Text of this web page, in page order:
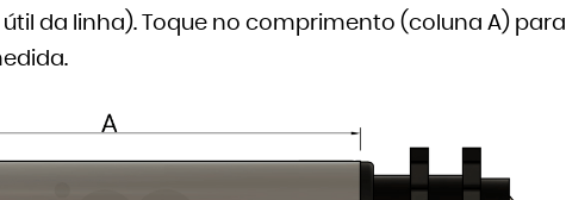
da linha). Toque no comprimento (coluna A) para